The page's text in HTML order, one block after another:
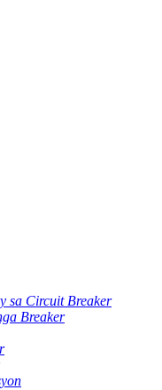
sa Circuit Breaker
Breaker